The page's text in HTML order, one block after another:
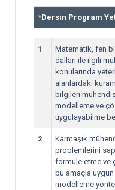
*Dersin Program
1
Matematik, fen
dalları ile ilgili
konularında
alanlardaki
bilgileri
modelleme ve
uygulayabilme
2
Karmaşık
problemlerini
formüle etme ve
bu amaçla
modelleme